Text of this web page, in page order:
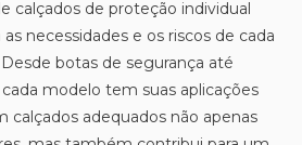
calçados de proteção individual
necessidades e os riscos de cada
botas de segurança até
modelo tem suas aplicações
calçados adequados não apenas